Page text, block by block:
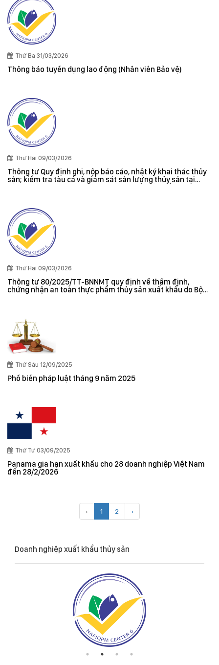
Thứ Ba 31/03/2026
Thông báo tuyển dụng lao động (Nhân viên Bảo vệ)
Thứ Hai 09/03/2026
Thông tư Quy định ghi, nộp báo cáo, nhật ký khai thác thủy
sản; kiểm tra tàu cá và giám sát sản lượng thủy sản tại
Thứ Hai 09/03/2026
Thông tư 80/2025/TT-BNNMT quy định về thẩm định,
chứng nhận an toàn thực phẩm thủy sản xuất khẩu do Bộ
Thứ Sáu 12/09/2025
Phổ biến pháp luật tháng 9 năm 2025
Thứ Tư 03/09/2025
Panama gia hạn xuất khẩu cho 28 doanh nghiệp Việt Nam
đến 28/2/2026
‹ 1 2 ›
Doanh nghiệp xuất khẩu thủy sản